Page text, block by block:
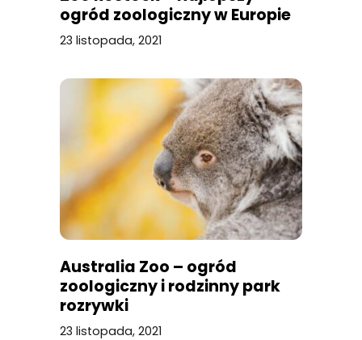
ogród zoologiczny w Europie
23 listopada, 2021
Australia Zoo – ogród
zoologiczny i rodzinny park
rozrywki
23 listopada, 2021